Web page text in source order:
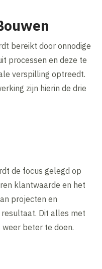
bereikt door onnodige
processen en deze te
verspilling optreedt.
zijn hierin de drie
de focus gelegd op
klantwaarde en het
projecten en
Dit alles met
beter te doen.